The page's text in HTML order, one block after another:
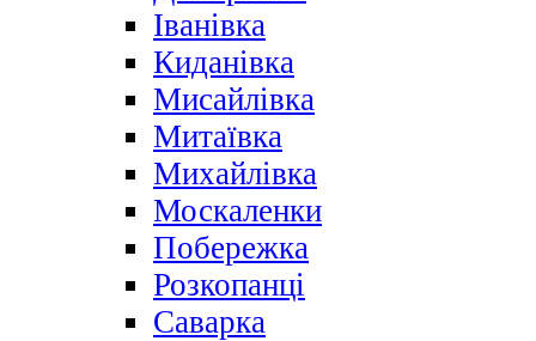
Іванівка
Киданівка
Мисайлівка
Митаївка
Михайлівка
Москаленки
Побережка
Розкопанці
Саварка